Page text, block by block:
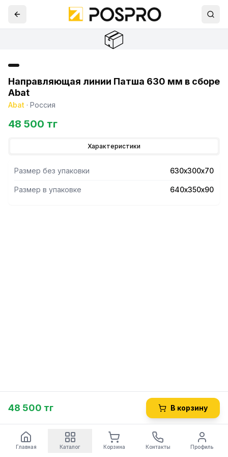
📦
Направляющая линии Патша 630 мм в сборе
Abat
Abat · Россия
48 500 тг
Характеристики
Размер без упаковки 630х300х70
Размер в упаковке 640х350х90
48 500 тг В корзину
Главная Каталог Корзина Контакты Профиль